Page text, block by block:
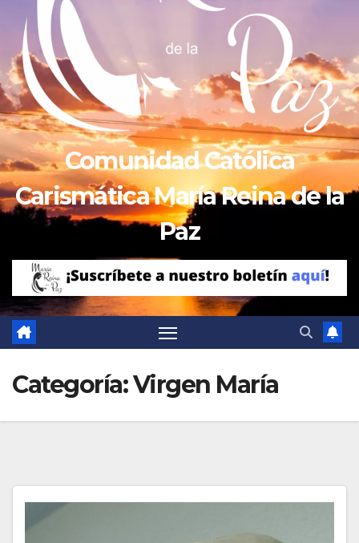
Comunidad Católica
Carismática María Reina de la
Paz
Categoría:Virgen María